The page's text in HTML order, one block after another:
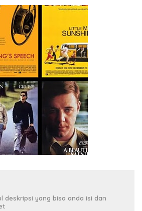
deskripsi yang bisa anda isi dan